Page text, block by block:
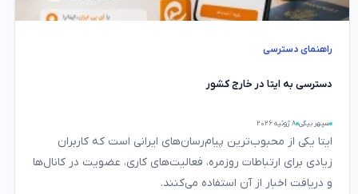
راهنمای دسترسی
دسترسی به ایتا در خارج کشور
سپهر بیگی ۸ ژوئیه ۲۰۲۶
ایتا یکی از محبوب‌ترین پیام‌رسان‌های ایرانی است که کاربران
زیادی برای ارتباطات روزمره، فعالیت‌های کاری، عضویت در کانال‌ها
و دریافت اخبار از آن استفاده می‌کنند.